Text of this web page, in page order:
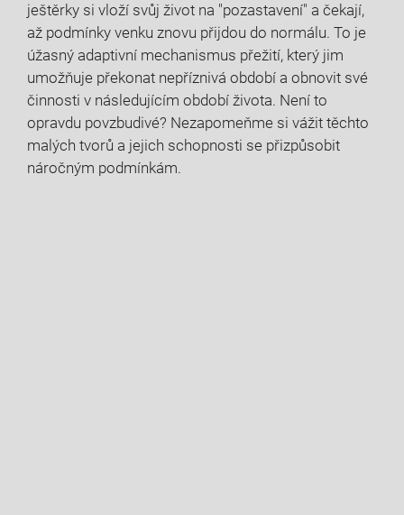
ještěrky si vloží svůj život na "pozastavení" a čekají,
až podmínky venku znovu přijdou do normálu. To je
úžasný adaptivní mechanismus přežití, který jim
umožňuje překonat nepříznivá období a obnovit své
činnosti v následujícím období života. Není to
opravdu povzbudivé? Nezapomeňme si vážit těchto
malých tvorů a jejich schopnosti se přizpůsobit
náročným podmínkám.